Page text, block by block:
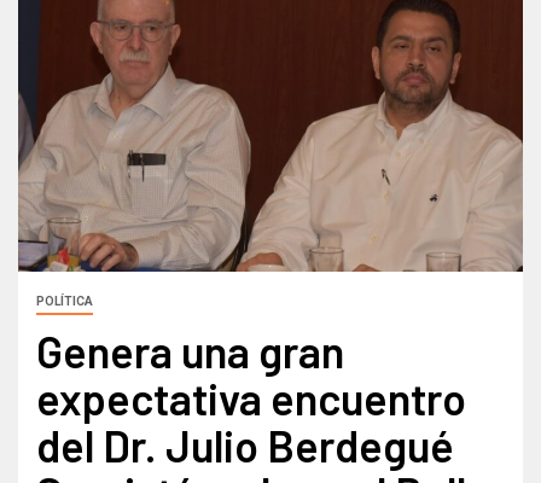
POLÍTICA
Genera una gran
expectativa encuentro
del Dr. Julio Berdegué